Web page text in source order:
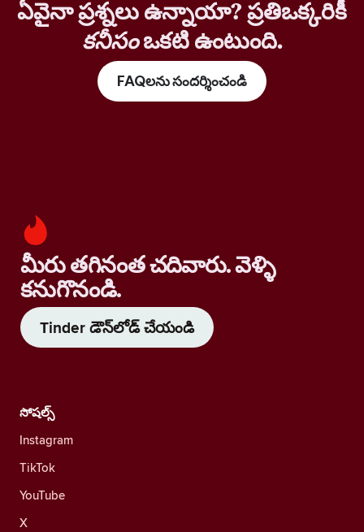
ఏవైనా ప్రశ్నలు ఉన్నాయా? ప్రతిఒక్కరికీ
కనీసంఒకటి ఉంటుంది.
FAQలను సందర్శించండి
మీరు తగినంత చదివారు. వెళ్ళి
కనుగొనండి.
Tinder డౌన్‌లోడ్ చేయండి
సోషల్స్
Instagram
TikTok
YouTube
X